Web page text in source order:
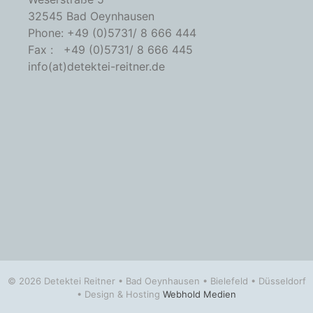
32545 Bad Oeynhausen
Phone: +49 (0)5731/ 8 666 444
Fax : +49 (0)5731/ 8 666 445
info(at)detektei-reitner.de
© 2026 Detektei Reitner • Bad Oeynhausen • Bielefeld • Düsseldorf
• Design & Hosting Webhold Medien